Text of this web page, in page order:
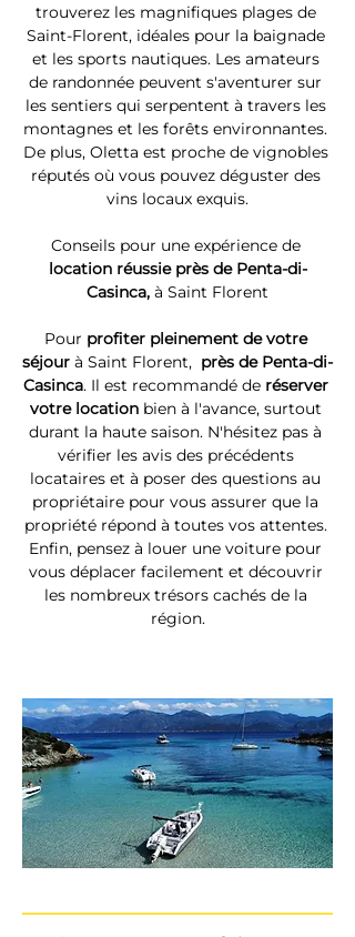
trouverez les magnifiques plages de
Saint-Florent, idéales pour la baignade
et les sports nautiques. Les amateurs
de randonnée peuvent s'aventurer sur
les sentiers qui serpentent à travers les
montagnes et les forêts environnantes.
De plus, Oletta est proche de vignobles
réputés où vous pouvez déguster des
vins locaux exquis.
Conseils pour une expérience de
location réussie près de Penta-di-
Casinca, à Saint Florent
Pour profiter pleinement de votre
séjour à Saint Florent, près de Penta-di-
Casinca. Il est recommandé de réserver
votre location bien à l'avance, surtout
durant la haute saison. N'hésitez pas à
vérifier les avis des précédents
locataires et à poser des questions au
propriétaire pour vous assurer que la
propriété répond à toutes vos attentes.
Enfin, pensez à louer une voiture pour
vous déplacer facilement et découvrir
les nombreux trésors cachés de la
région.